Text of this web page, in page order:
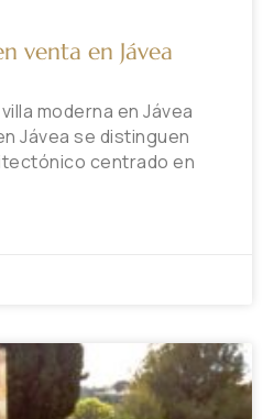
venta en Jávea
moderna en Jávea
Jávea se distinguen
centrado en